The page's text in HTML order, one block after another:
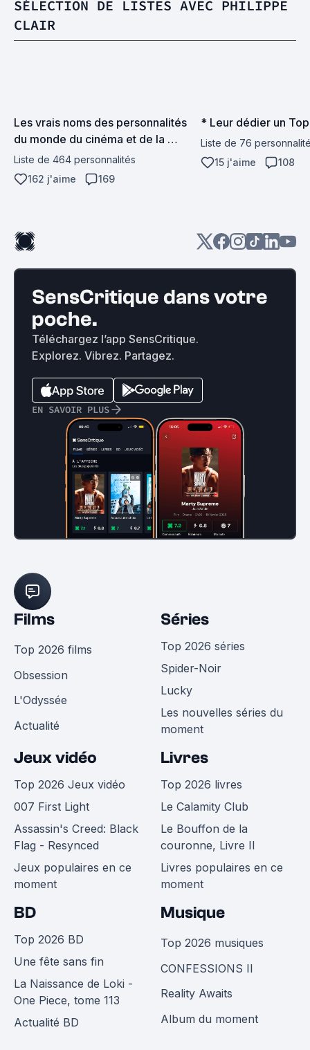
SÉLECTION DE LISTES AVEC PHILIPPE
CLAIR
Les vrais noms des personnalités
du monde du cinéma et de la
télévision
Liste de 464 personnalités
162 j'aime
169
* Leur dédier un
Liste de 76
15 j'aime
108
SensCritique dans votre
poche.
Téléchargez l’app SensCritique.
Explorez. Vibrez. Partagez.
EN SAVOIR PLUS
Films
Top 2026 films
Obsession
L'Odyssée
Actualité
Séries
Top 2026 séries
Spider-Noir
Lucky
Les nouvelles séries du
moment
Jeux vidéo
Top 2026 Jeux vidéo
007 First Light
Assassin's Creed: Black
Flag - Resynced
Jeux populaires en ce
moment
Livres
Top 2026 livres
Le Calamity Club
Le Bouffon de la
couronne, Livre II
Livres populaires en ce
moment
BD
Top 2026 BD
Une fête sans fin
La Naissance de Loki -
One Piece, tome 113
Actualité BD
Musique
Top 2026 musiques
CONFESSIONS II
Reality Awaits
Album du moment